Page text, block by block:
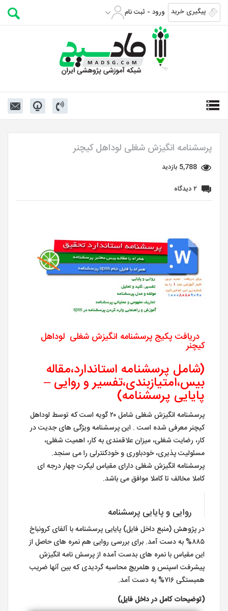
پیگیری خرید ورود - ثبت نام
پرسشنامه انگیزش شغلی لوداهل کیچنر
5,788 بازدید
۲ دیدگاه
دریافت پکیج پرسشنامه انگیزش شغلی لوداهل
کیچنر
(شامل پرسشنامه استاندارد،مقاله
بیس،امتیازبندی،تفسیر و روایی –
پایایی پرسشنامه)
پرسشنامه انگیزش شغلی شامل ۲۰ گویه است که توسط لوداهل
کیچنر معرفی شده است . این پرسشنامه ویژگی های جدیت در
کار، رضایت شغلی، میزان علاقمندی به کار، اهمیت شغلی،
مسئولیت پذیری، خودباوری و خودکنترلی را می سنجد.
پرسشنامه انگیزش شغلی دارای مقیاس لیکرت چهار درجه ای
کاملا مخالف تا کاملا موافق می باشد.
روایی و پایایی پرسشنامه
در پژوهش (منبع داخل فایل) پایایی پرسشنامه با آلفای کرونباخ
۸۸۵% به دست آمد. برای بررسی روایی هم نمره های حاصل از
این مقیاس با نمره های بدست آمده از پرسش نامه انگیزش
پیشرفت اسپنس و هلمریچ محاسبه گردیدی که بین آنها ضریب
همبستگی ۷۱۶% به دست آمد.
(توضیحات کامل در داخل فایل)